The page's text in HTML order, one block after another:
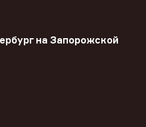
на Запорожской